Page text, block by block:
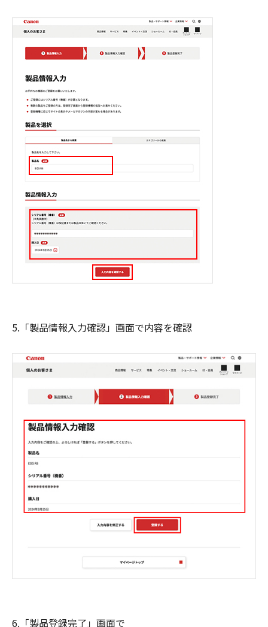
5.「製品情報入力確認」画面で内容を確認
6.「製品登録完了」画面で